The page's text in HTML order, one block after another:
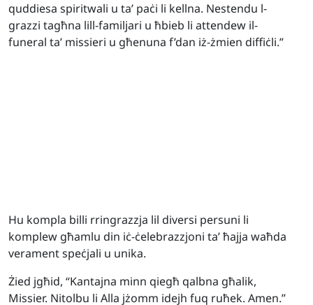
quddiesa spiritwali u ta’ paċi li kellna. Nestendu l-
grazzi tagħna lill-familjari u ħbieb li attendew il-
funeral ta’ missieri u għenuna f’dan iż-żmien diffiċli.”
Hu kompla billi rringrazzja lil diversi persuni li
komplew għamlu din iċ-ċelebrazzjoni ta’ ħajja waħda
verament speċjali u unika.
Żied jgħid, “Kantajna minn qiegħ qalbna għalik,
Missier. Nitolbu li Alla jżomm idejh fuq ruħek. Amen.”